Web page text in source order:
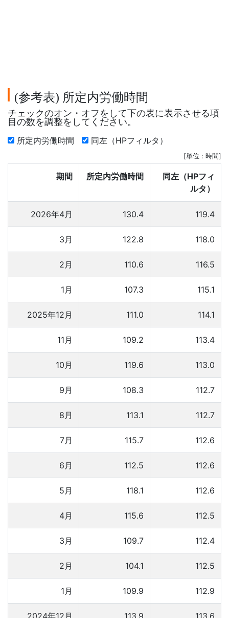
(参考表) 所定内労働時間
チェックのオン・オフをして下の表に表示させる項
目の数を調整をしてください。
所定内労働時間 同左（HPフィルタ）
[単位 : 時間]
期間 所定内労働時間
同左（HPフィ
ルタ）
2026年4月 130.4 119.4
3月 122.8 118.0
2月 110.6 116.5
1月 107.3 115.1
2025年12月 111.0 114.1
11月 109.2 113.4
10月 119.6 113.0
9月 108.3 112.7
8月 113.1 112.7
7月 115.7 112.6
6月 112.5 112.6
5月 118.1 112.6
4月 115.6 112.5
3月 109.7 112.4
2月 104.1 112.5
1月 109.9 112.9
2024年12月 113.9 113.6